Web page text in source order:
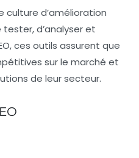
culture d’amélioration
d’analyser et
ces outils assurent que
sur le marché et
de leur secteur.